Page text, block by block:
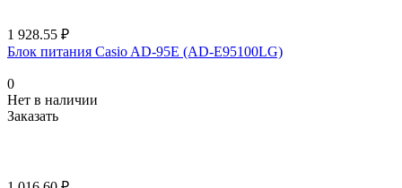
1 928.55 ₽
Блок питания Casio AD-95E (AD-E95100LG)
0
Нет в наличии
Заказать